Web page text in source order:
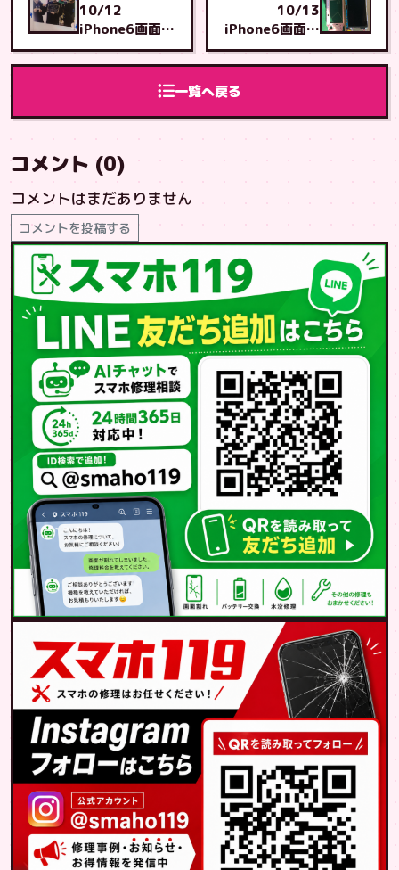
10/12
iPhone6画面修
理・安謝店より
一覧へ戻る
10/13
iPhone6画面修
理・石川店より
コメント (0)
コメントはまだありません
コメントを投稿する